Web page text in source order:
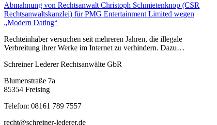
Abmahnung von Rechtsanwalt Christoph Schmietenknop (CSR
Rechtsanwaltskanzlei) für PMG Entertainment Limited wegen
„Modern Dating“
Rechteinhaber versuchen seit mehreren Jahren, die illegale
Verbreitung ihrer Werke im Internet zu verhindern. Dazu…
Schreiner Lederer Rechtsanwälte GbR
Blumenstraße 7a
85354 Freising
Telefon: 08161 789 7557
recht@schreiner-lederer.de